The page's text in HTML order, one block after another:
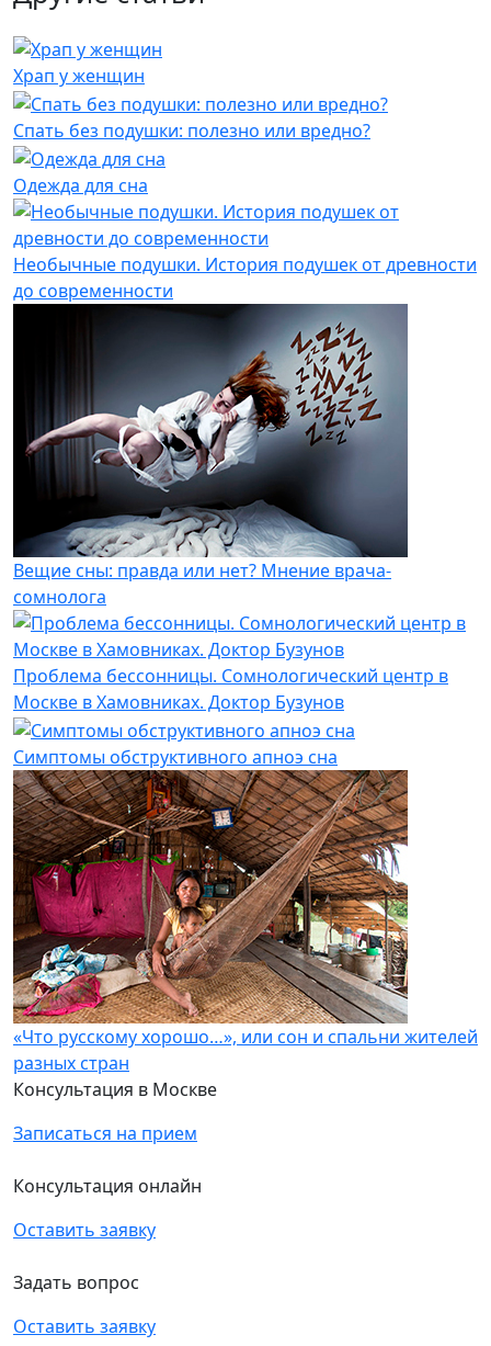
Храп у женщин
Спать без подушки: полезно или вредно?
Одежда для сна
Необычные подушки. История подушек от древности
до современности
Вещие сны: правда или нет? Мнение врача-
сомнолога
Проблема бессонницы. Сомнологический центр в
Москве в Хамовниках. Доктор Бузунов
Симптомы обструктивного апноэ сна
«Что русскому хорошо…», или сон и спальни жителей
разных стран
Консультация в Москве
Записаться на прием
Консультация онлайн
Оставить заявку
Задать вопрос
Оставить заявку